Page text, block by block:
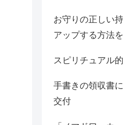
お守りの正しい
アップする方法
スピリチュアル
手書きの領収書
交付